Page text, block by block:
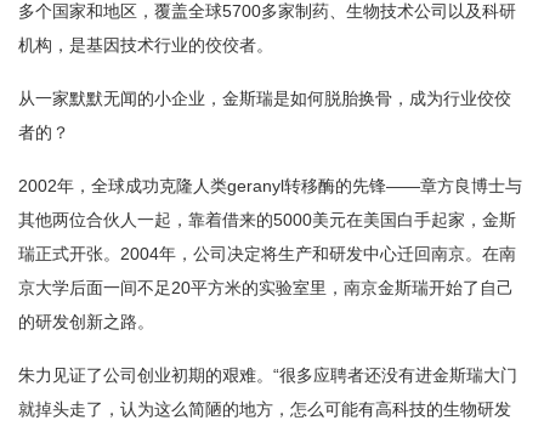
多个国家和地区，覆盖全球5700多家制药、生物技术公司以及科研
机构，是基因技术行业的佼佼者。
从一家默默无闻的小企业，金斯瑞是如何脱胎换骨，成为行业佼佼
者的？
2002年，全球成功克隆人类geranyl转移酶的先锋——章方良博士与
其他两位合伙人一起，靠着借来的5000美元在美国白手起家，金斯
瑞正式开张。2004年，公司决定将生产和研发中心迁回南京。在南
京大学后面一间不足20平方米的实验室里，南京金斯瑞开始了自己
的研发创新之路。
朱力见证了公司创业初期的艰难。“很多应聘者还没有进金斯瑞大门
就掉头走了，认为这么简陋的地方，怎么可能有高科技的生物研发